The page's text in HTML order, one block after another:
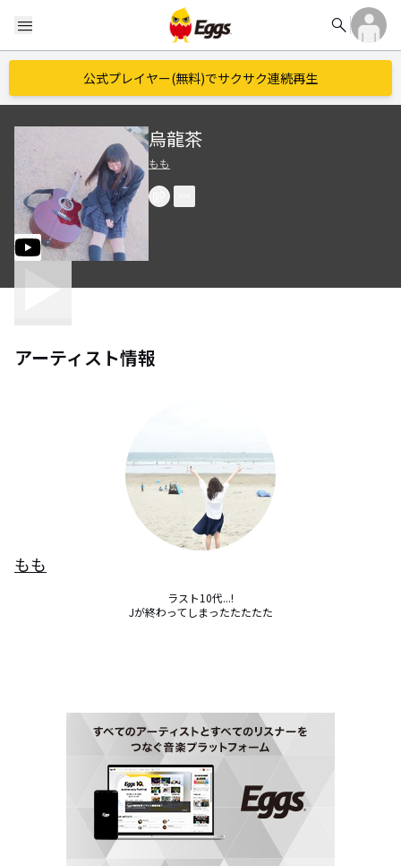
menu search
公式プレイヤー(無料)でサクサク連続再生
烏龍茶
もも
アーティスト情報
もも
ラスト10代...!
Jが終わってしまったたたたた